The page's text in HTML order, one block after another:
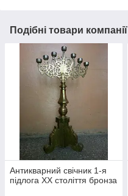
Подібні товари компанії
Антикварний свічник 1-я
підлога ХХ століття бронза